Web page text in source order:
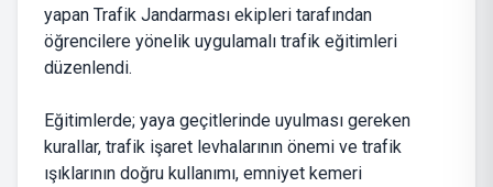
yapan Trafik Jandarması ekipleri tarafından
öğrencilere yönelik uygulamalı trafik eğitimleri
düzenlendi.
Eğitimlerde; yaya geçitlerinde uyulması gereken
kurallar, trafik işaret levhalarının önemi ve trafik
ışıklarının doğru kullanımı, emniyet kemeri